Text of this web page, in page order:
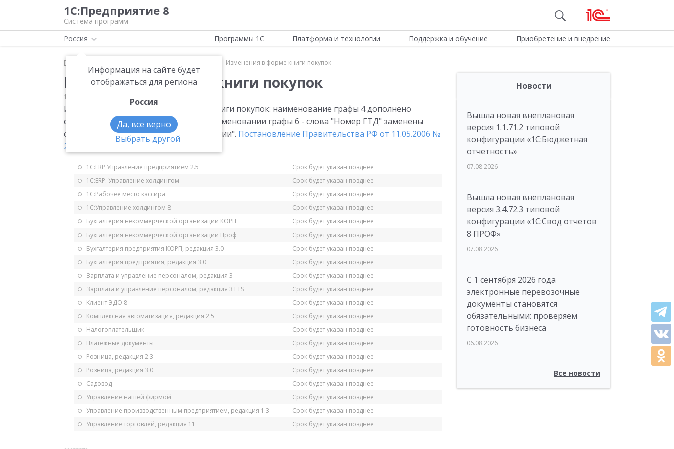
1С:Предприятие 8
Система программ
Россия
Информация на сайте будет
отображаться для региона
Россия
Да, все верно
Выбрать другой
Программы 1С Платформа и технологии Поддержка и обучение Приобретение и внедрение
Главная Изменения в форме книги покупок
Изменения в форме книги покупок
18.05.2006
Изменена форма основной таблицы книги покупок: наименование графы 4 дополнено
словами ", имущественных прав", в наименовании графы 6 - слова "Номер ГТД" заменены
словами "Номер таможенной декларации". Постановление Правительства РФ от 11.05.2006 №
283
1С:ERP Управление предприятием 2.5
Срок будет указан позднее
1С:ERP. Управление холдингом
Срок будет указан позднее
1С:Рабочее место кассира
Срок будет указан позднее
1С:Управление холдингом 8
Срок будет указан позднее
Бухгалтерия некоммерческой организации КОРП
Срок будет указан позднее
Бухгалтерия некоммерческой организации Проф
Срок будет указан позднее
Бухгалтерия предприятия КОРП, редакция 3.0
Срок будет указан позднее
Бухгалтерия предприятия, редакция 3.0
Срок будет указан позднее
Зарплата и управление персоналом, редакция 3
Срок будет указан позднее
Зарплата и управление персоналом, редакция 3 LTS
Срок будет указан позднее
Клиент ЭДО 8
Срок будет указан позднее
Комплексная автоматизация, редакция 2.5
Срок будет указан позднее
Налогоплательщик
Срок будет указан позднее
Платежные документы
Срок будет указан позднее
Розница, редакция 2.3
Срок будет указан позднее
Розница, редакция 3.0
Срок будет указан позднее
Садовод
Срок будет указан позднее
Управление нашей фирмой
Срок будет указан позднее
Управление производственным предприятием, редакция 1.3
Срок будет указан позднее
Управление торговлей, редакция 11
Срок будет указан позднее
Новости
Вышла новая внеплановая
версия 1.1.71.2 типовой
конфигурации «1C:Бюджетная
отчетность»
07.08.2026
Вышла новая внеплановая
версия 3.4.72.3 типовой
конфигурации «1C:Свод отчетов
8 ПРОФ»
07.08.2026
С 1 сентября 2026 года
электронные перевозочные
документы становятся
обязательными: проверяем
готовность бизнеса
06.08.2026
Все новости